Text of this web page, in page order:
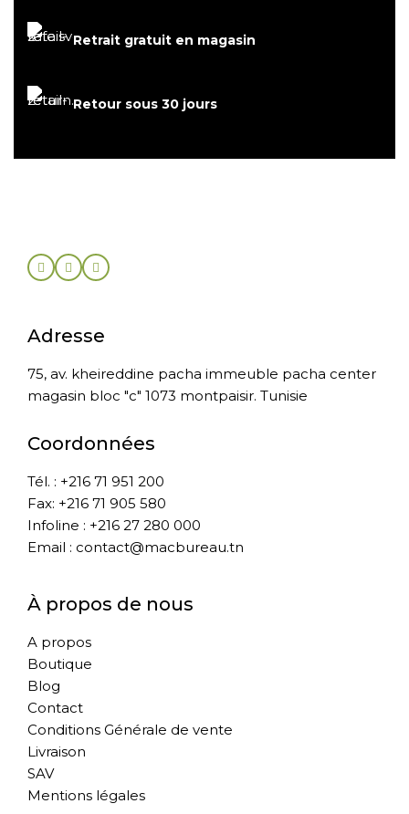
Retrait gratuit en magasin
Retour sous 30 jours
Adresse
75, av. kheireddine pacha immeuble pacha center
magasin bloc "c" 1073 montpaisir. Tunisie
Coordonnées
Tél. : +216 71 951 200
Fax: +216 71 905 580
Infoline : +216 27 280 000
Email : contact@macbureau.tn
À propos de nous
A propos
Boutique
Blog
Contact
Conditions Générale de vente
Livraison
SAV
Mentions légales